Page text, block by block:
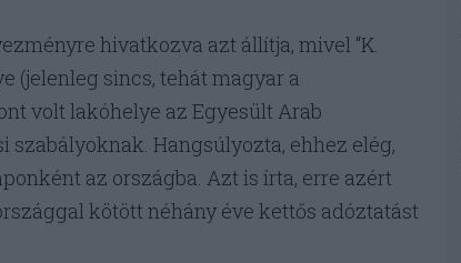
hivatkozva azt állítja, mivel “K.
(jelenleg sincs, tehát magyar a
volt lakóhelye az Egyesült Arab
szabályoknak. Hangsúlyozta, ehhez elég,
az országba. Azt is írta, erre azért
kötött néhány éve kettős adóztatást